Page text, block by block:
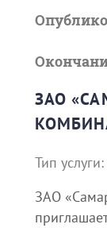
ЗАО
Тип услуги:
ЗАО